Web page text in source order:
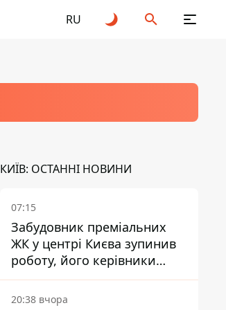
RU
КИЇВ: ОСТАННІ НОВИНИ
07:15
Забудовник преміальних
ЖК у центрі Києва зупинив
роботу, його керівники
втекли з України - Bihus.info
20:38 вчора